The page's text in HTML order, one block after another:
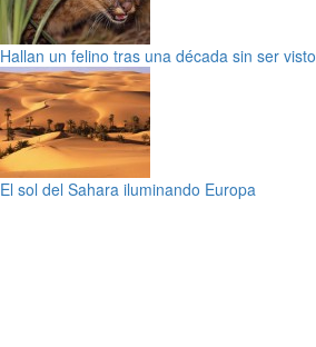
Hallan un felino tras una década sin ser visto
El sol del Sahara iluminando Europa